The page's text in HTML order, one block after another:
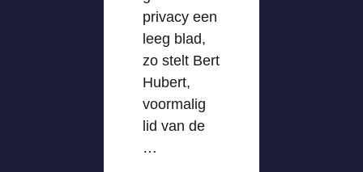
privacy een
leeg blad,
zo stelt Bert
Hubert,
voormalig
lid van de
…